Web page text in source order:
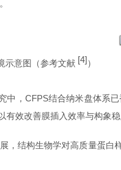
示意图（参考文献 [4]）
中，CFPS结合纳米盘体系
有效改善膜插入效率与构象
，结构生物学对高质量蛋